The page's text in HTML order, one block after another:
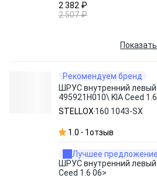
2 382 ₽
2 507 ₽
Рекомендуем бренд
ШРУС внутренний левый
495921H010\ KIA Ceed
STELLOX
STELLOX 160 1043-SX
1.0 1отзыв
Лучшее предложение
ШРУС внутренний левый
Ceed 1.6 06>